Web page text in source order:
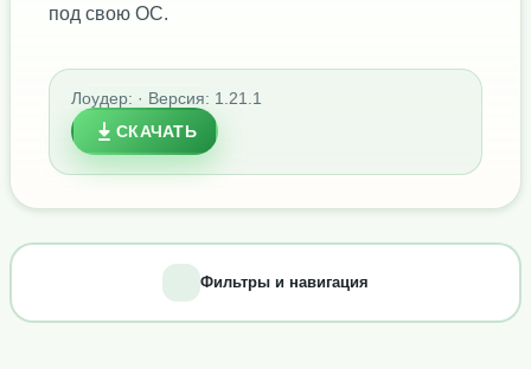
под свою ОС.
Лоудер: · Версия: 1.21.1
СКАЧАТЬ
Фильтры и навигация